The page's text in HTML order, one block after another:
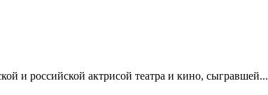
и российской актрисой театра и кино, сыгравшей...